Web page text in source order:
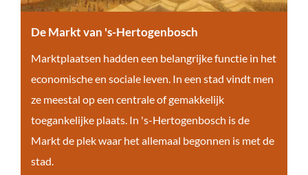
De Markt van 's-Hertogenbosch
Marktplaatsen hadden een belangrijke functie in het
economische en sociale leven. In een stad vindt men
ze meestal op een centrale of gemakkelijk
toegankelijke plaats. In 's-Hertogenbosch is de
Markt de plek waar het allemaal begonnen is met de
stad.